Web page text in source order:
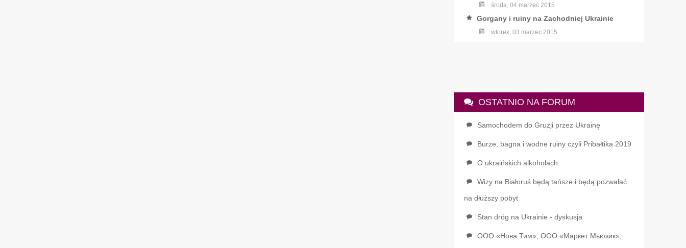
środa, 04 marzec 2015
Gorgany i ruiny na Zachodniej Ukrainie
wtorek, 03 marzec 2015
OSTATNIO NA FORUM
Samochodem do Gruzji przez Ukrainę
Burze, bagna i wodne ruiny czyli Pribałtika 2019
O ukraińskich alkoholach.
Wizy na Białoruś będą tańsze i będą pozwalać
na dłuższy pobyt
Stan dróg na Ukrainie - dyskusja
ООО «Нова Тим», ООО «Маркет Мьюзик»,